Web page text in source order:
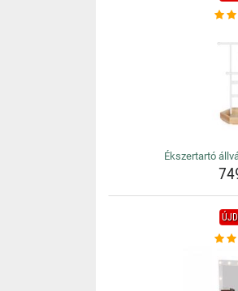
Ékszertartó